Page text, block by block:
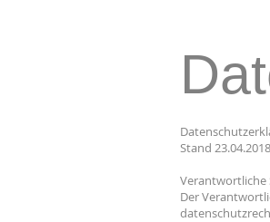
Stand 23.04.2018
Verantwortliche
Der